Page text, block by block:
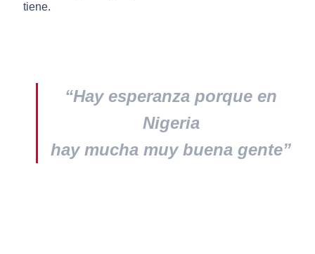
tiene.
“Hay esperanza porque en
Nigeria
hay mucha muy buena gente”